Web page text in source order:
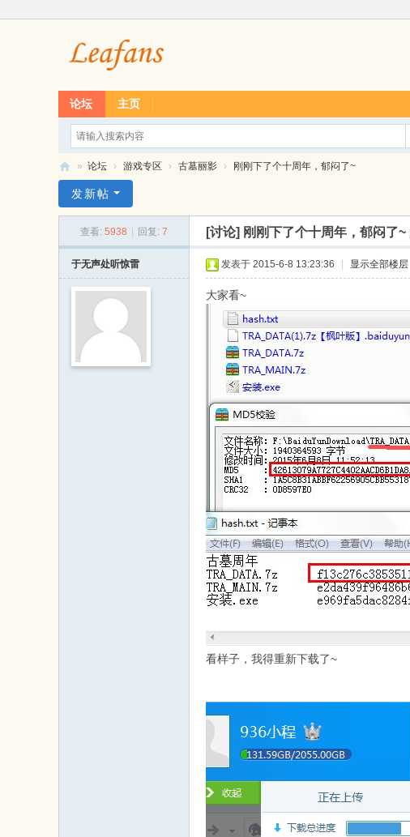
论坛 主页
ea
» 论坛 › 游戏专区 › 古墓丽影 › 刚刚下了个十周年，郁闷了~
发新帖
查看: 5938 回复: 7 [讨论] 刚刚下了个十周年，郁闷了~
于无声处听惊雷 发表于 2015-6-8 13:23:36 显示全部楼层
大家看~
看样子，我得重新下载了~